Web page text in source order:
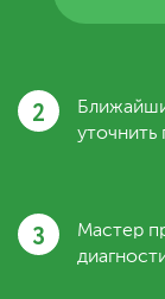
2
уточнить
3
Мастер